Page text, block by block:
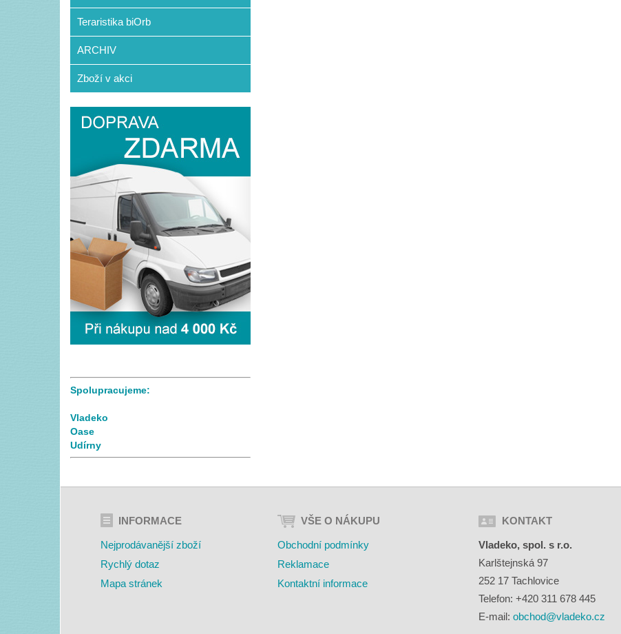
Teraristika biOrb
ARCHIV
Zboží v akci
Spolupracujeme:
Vladeko
Oase
Udírny
INFORMACE
Nejprodávanější zboží
Rychlý dotaz
Mapa stránek
VŠE O NÁKUPU
Obchodní podmínky
Reklamace
Kontaktní informace
KONTAKT
Vladeko, spol. s r.o.
Karlštejnská 97
252 17 Tachlovice
Telefon: +420 311 678 445
E-mail:obchod@vladeko.cz